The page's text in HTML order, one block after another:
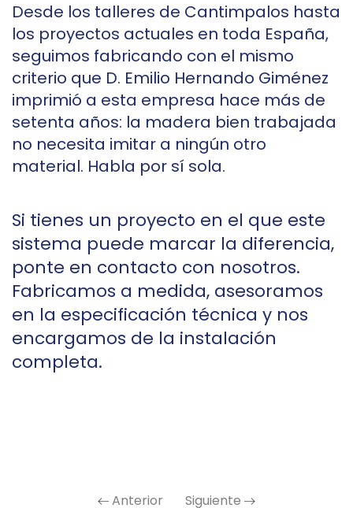
Desde los talleres de Cantimpalos hasta
los proyectos actuales en toda España,
seguimos fabricando con el mismo
criterio que D. Emilio Hernando Giménez
imprimió a esta empresa hace más de
setenta años: la madera bien trabajada
no necesita imitar a ningún otro
material. Habla por sí sola.
Si tienes un proyecto en el que este
sistema puede marcar la diferencia,
ponte en contacto con nosotros.
Fabricamos a medida, asesoramos
en la especificación técnica y nos
encargamos de la instalación
completa.
Anterior Siguiente